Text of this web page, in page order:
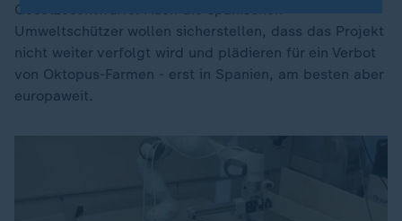
Gesetzesentwürfe. Auch die spanischen
Umweltschützer wollen sicherstellen, dass das Projekt
nicht weiter verfolgt wird und plädieren für ein Verbot
von Oktopus-Farmen - erst in Spanien, am besten aber
europaweit.